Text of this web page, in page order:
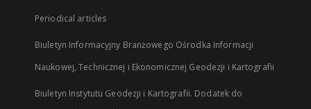
Periodical articles
Biuletyn Informacyjny Branżowego Ośrodka Informacji
Naukowej, Technicznej i Ekonomicznej Geodezji i Kartografii
Biuletyn Instytutu Geodezji i Kartografii. Dodatek do